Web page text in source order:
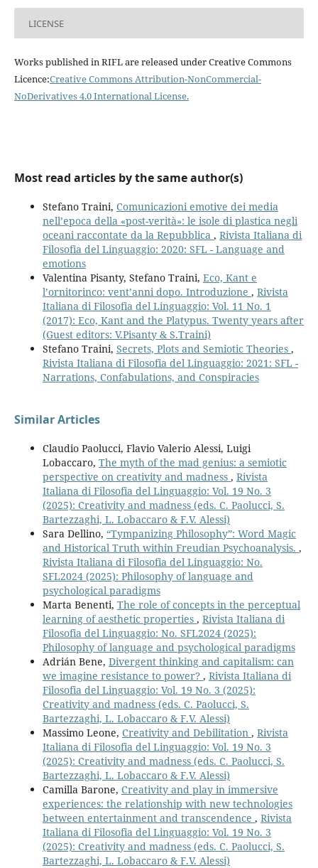
LICENSE
Works published in RIFL are released under Creative Commons
Licence:Creative Commons Attribution-NonCommercial-
NoDerivatives 4.0 International License.
Most read articles by the same author(s)
Stefano Traini, Comunicazioni emotive dei media
nell’epoca della «post-verità»: le isole di plastica negli
oceani raccontate da la Repubblica , Rivista Italiana di
Filosofia del Linguaggio: 2020: SFL - Language and
emotions
Valentina Pisanty, Stefano Traini, Eco, Kant e
l’ornitorinco: vent’anni dopo. Introduzione , Rivista
Italiana di Filosofia del Linguaggio: Vol. 11 No. 1
(2017): Eco, Kant and the Platypus. Twenty years after
(Guest editors: V.Pisanty & S.Traini)
Stefano Traini, Secrets, Plots and Semiotic Theories ,
Rivista Italiana di Filosofia del Linguaggio: 2021: SFL -
Narrations, Confabulations, and Conspiracies
Similar Articles
Claudio Paolucci, Flavio Valerio Alessi, Luigi
Lobaccaro, The myth of the mad genius: a semiotic
perspective on creativity and madness , Rivista
Italiana di Filosofia del Linguaggio: Vol. 19 No. 3
(2025): Creativity and madness (eds. C. Paolucci, S.
Bartezzaghi, L. Lobaccaro & F.V. Alessi)
Sara Dellino, “Tympanizing Philosophy”: Word Magic
and Historical Truth within Freudian Psychoanalysis. ,
Rivista Italiana di Filosofia del Linguaggio: No.
SFL2024 (2025): Philosophy of language and
psychological paradigms
Marta Benenti, The role of concepts in the perceptual
learning of aesthetic properties , Rivista Italiana di
Filosofia del Linguaggio: No. SFL2024 (2025):
Philosophy of language and psychological paradigms
Adrián Bene, Divergent thinking and capitalism: can
we imagine resistance to power? , Rivista Italiana di
Filosofia del Linguaggio: Vol. 19 No. 3 (2025):
Creativity and madness (eds. C. Paolucci, S.
Bartezzaghi, L. Lobaccaro & F.V. Alessi)
Massimo Leone, Creativity and Debilitation , Rivista
Italiana di Filosofia del Linguaggio: Vol. 19 No. 3
(2025): Creativity and madness (eds. C. Paolucci, S.
Bartezzaghi, L. Lobaccaro & F.V. Alessi)
Camilla Barone, Creativity and play in immersive
experiences: the relationship with new technologies
between entertainment and transcendence , Rivista
Italiana di Filosofia del Linguaggio: Vol. 19 No. 3
(2025): Creativity and madness (eds. C. Paolucci, S.
Bartezzaghi, L. Lobaccaro & F.V. Alessi)